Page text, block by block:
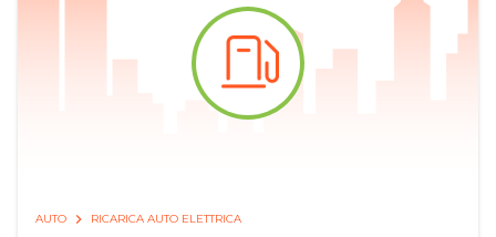
AUTO RICARICA AUTO ELETTRICA